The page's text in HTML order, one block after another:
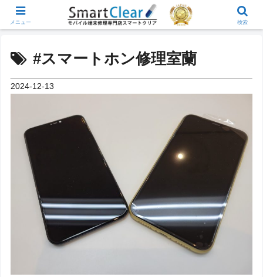
#スマートホン修理室蘭
2024-12-13
メニュー 検索